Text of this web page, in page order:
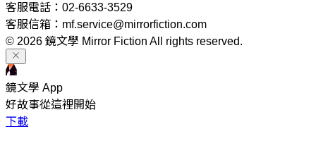
客服電話：02-6633-3529
客服信箱：mf.service@mirrorfiction.com
© 2026 鏡文學 Mirror Fiction All rights reserved.
鏡文學 App
好故事從這裡開始
下載